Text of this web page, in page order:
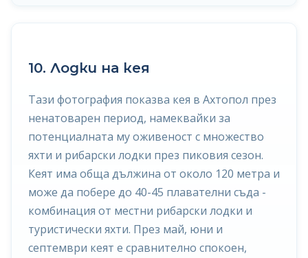
10. Лодки на кея
Тази фотография показва кея в Ахтопол през
ненатоварен период, намеквайки за
потенциалната му оживеност с множество
яхти и рибарски лодки през пиковия сезон.
Кеят има обща дължина от около 120 метра и
може да побере до 40-45 плавателни съда -
комбинация от местни рибарски лодки и
туристически яхти. През май, юни и
септември кеят е сравнително спокоен,